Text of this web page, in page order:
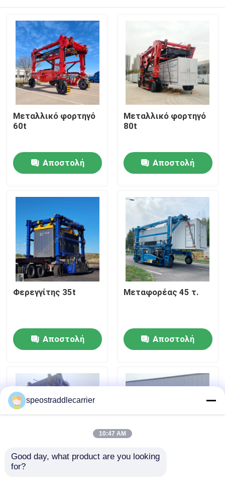
Προϊόντα
Βίντεο
Περίπου εμείς
Γύρος εργοστασίων
μας ελάτε σε επαφή με
Ζητήστε ένα απόσπασμα
Μεταλλικό φορτηγό
60t
Αποστολή
Μεταλλικό φορτηγό
80t
Αποστολή
Φερεγγίτης 35t
Αποστολή
Μεταφορέας 45 τ.
Αποστολή
Μεταλλικό φορτηγό
speostraddlecarrier
10:47 AM
Good day, what product are you looking
for?